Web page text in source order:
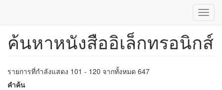
ข้าม
หลัก
ค้นหาหนังสืออิเล็กทรอนิกส์
รายการที่กำลังแสดง 101 - 120 จากทั้งหมด 647
คำค้น